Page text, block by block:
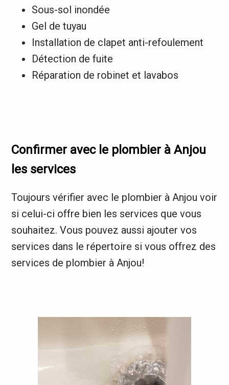
Sous-sol inondée
Gel de tuyau
Installation de clapet anti-refoulement
Détection de fuite
Réparation de robinet et lavabos
Confirmer avec le plombier à Anjou
les services
Toujours vérifier avec le plombier à Anjou voir
si celui-ci offre bien les services que vous
souhaitez. Vous pouvez aussi ajouter vos
services dans le répertoire si vous offrez des
services de plombier à Anjou!